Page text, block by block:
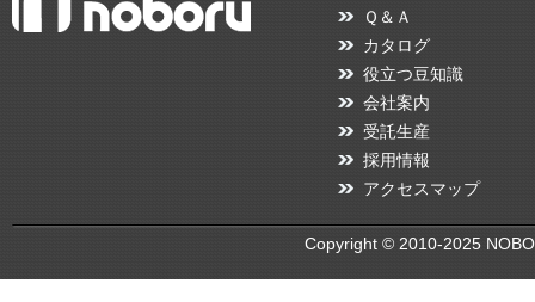
Ｑ＆Ａ
カタログ
役立つ豆知識
会社案内
受託生産
採用情報
アクセスマップ
Copyright © 2010-2025